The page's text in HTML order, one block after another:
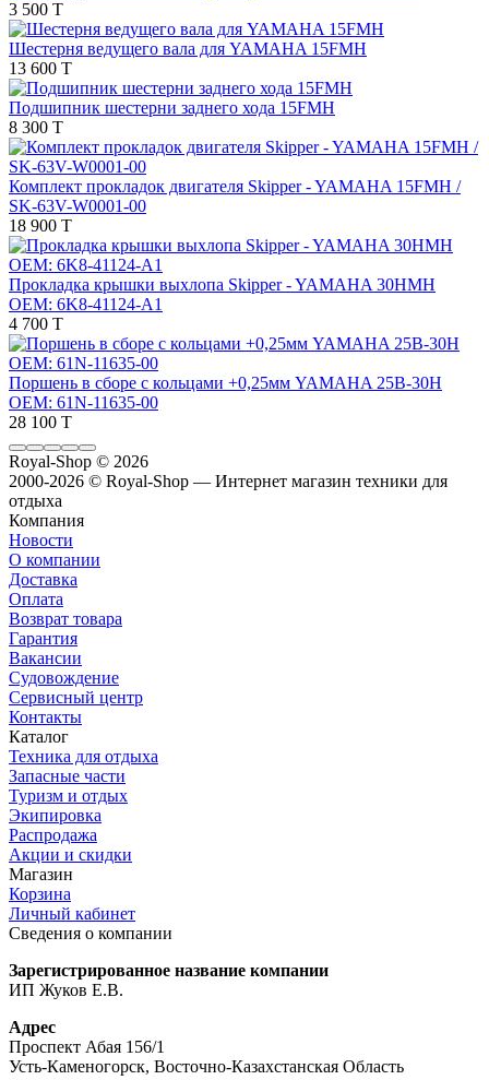
3 500 T
Шестерня ведущего вала для YAMAHA 15FMH
13 600 T
Подшипник шестерни заднего хода 15FMH
8 300 T
Комплект прокладок двигателя Skipper - YAMAHA 15FMH /
SK-63V-W0001-00
18 900 T
Прокладка крышки выхлопа Skipper - YAMAHA 30HMH
OEM: 6K8-41124-A1
4 700 T
Поршень в сборе с кольцами +0,25мм YAMAHA 25B-30H
OEM: 61N-11635-00
28 100 T
Royal-Shop © 2026
2000-2026 © Royal-Shop — Интернет магазин техники для
отдыха
Компания
Новости
О компании
Доставка
Оплата
Возврат товара
Гарантия
Вакансии
Судовождение
Сервисный центр
Контакты
Каталог
Техника для отдыха
Запасные части
Туризм и отдых
Экипировка
Распродажа
Акции и скидки
Магазин
Корзина
Личный кабинет
Сведения о компании
Зарегистрированное название компании
ИП Жуков Е.В.
Адрес
Проспект Абая 156/1
Усть-Каменогорск, Восточно-Казахстанская Область